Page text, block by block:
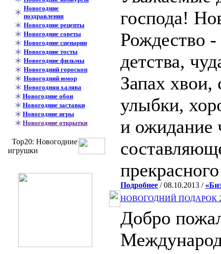
Новогодние
поздравления
Новогодние рецепты
Новогодние советы
Новогодние сценарии
Новогодние тосты
Новогодние фильмы
Новогодний гороскоп
Новогодний юмор
Новогодняя халява
Новогодние обои
Новогодние заставки
Новогодние игры
Новогодние открытки
Top20: Новогодние
игрушки
господа!
Рождество -
детства,
Запах хвои,
улыбки,
и ожидание
Подробнее / 08.10.2013 /
НОВОГОДНИЙ ПОДАРОК
Добро